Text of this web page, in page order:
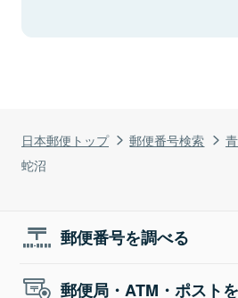
日本郵便トップ 郵便番号検索
蛇沼
郵便番号を調べる
郵便局・ATM・ポスト